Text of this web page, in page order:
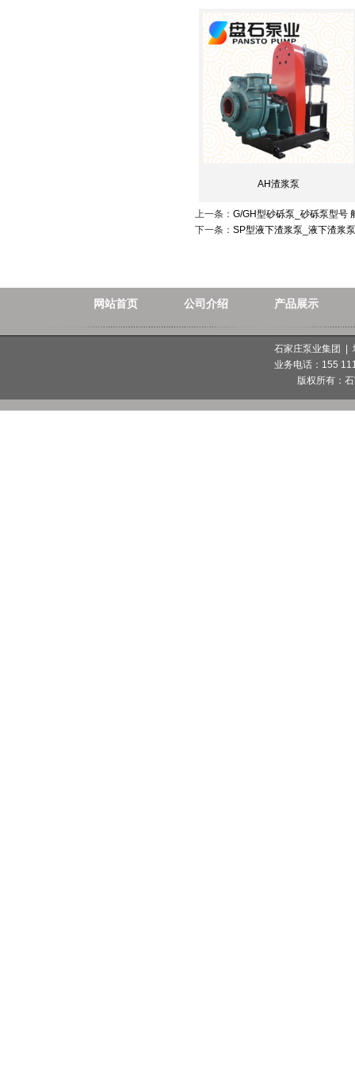
AH渣浆泵
上一条： G/GH型砂砾泵_砂砾泵型号
下一条： SP型液下渣浆泵_液下渣浆
网站首页 公司介绍 产品展示
石家庄泵业集团 |
业务电话：155
版权所有：